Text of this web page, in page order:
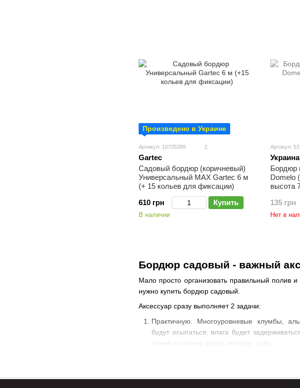
Бордюр садовый - важный
Мало просто организовать правильный полив
нужно купить бордюр садовый.
Аксессуар сразу выполняет 2 задачи:
Практичную. Многоуровневые клумбы,
будут осыпаться, влага будет
Произведено в Украине
Артикул: 10705399 2
Gartec
Садовый бордюр (коричневый)
Универсальный MAX Gartec 6 м
(+ 15 кольев для фиксации)
610 грн
Купить
В наличии
Артикул:
Украина
Бордюр
Domelo
высота
135 грн
Нет в